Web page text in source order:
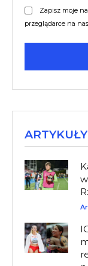
Zapisz moje
przeglądarce na
ARTYKUŁY